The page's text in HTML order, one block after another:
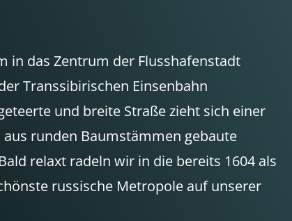
in das Zentrum der Flusshafenstadt
Transsibirischen Einsenbahn
und breite Straße zieht sich einer
runden Baumstämmen gebaute
relaxt radeln wir in die bereits 1604 als
russische Metropole auf unserer